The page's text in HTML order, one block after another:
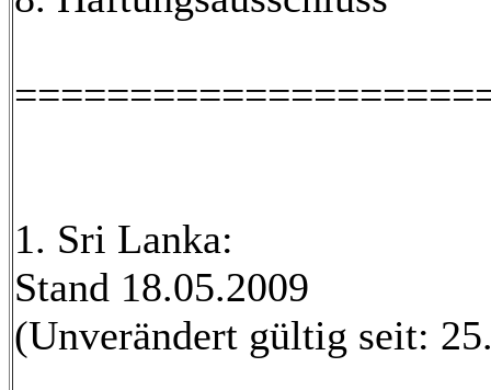
1. Sri Lanka:
Stand 18.05.2009
(Unverändert gültig seit: